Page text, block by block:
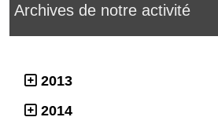
Archives de notre activité
2013
2014